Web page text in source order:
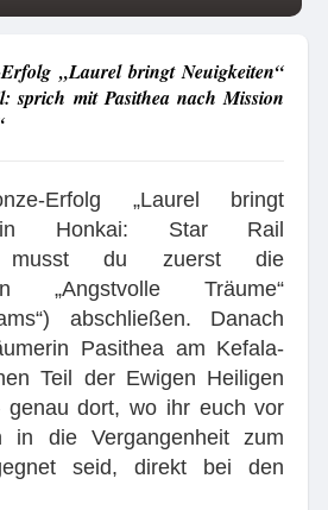
„Laurel bringt Neuigkeiten“
sprich mit Pasithea nach Mission
Erfolg „Laurel bringt
in Honkai: Star Rail
musst du zuerst die
„Angstvolle Träume“
abschließen. Danach
Pasithea am Kefala-
Teil der Ewigen Heiligen
genau dort, wo ihr euch vor
in die Vergangenheit zum
seid, direkt bei den